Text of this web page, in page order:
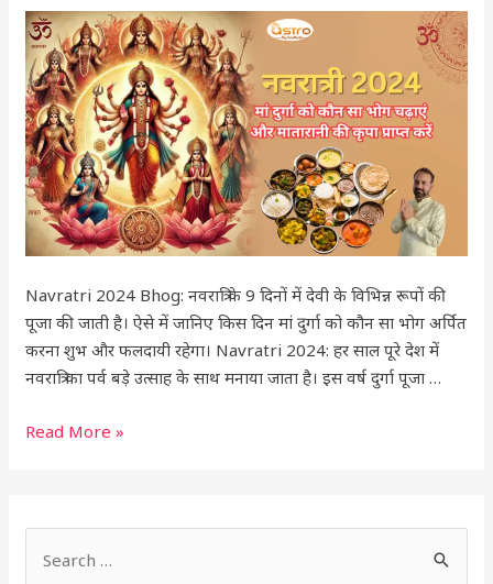
Navratri 2024 Bhog: नवरात्रि के 9 दिनों में देवी के विभिन्न रूपों की
पूजा की जाती है। ऐसे में जानिए किस दिन मां दुर्गा को कौन सा भोग अर्पित
करना शुभ और फलदायी रहेगा। Navratri 2024: हर साल पूरे देश में
नवरात्रि का पर्व बड़े उत्साह के साथ मनाया जाता है। इस वर्ष दुर्गा पूजा …
मां
दुर्गा
को
कौन
सा
भोग
चढ़ाएं
और
मातारानी
की
कृपा
प्राप्त
करें
Read More »